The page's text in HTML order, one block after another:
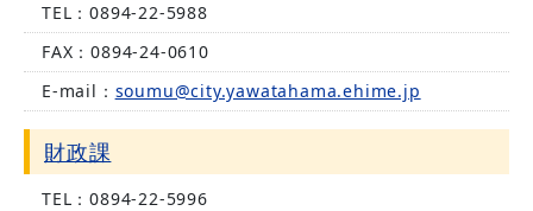
TEL：0894-22-5988
FAX：0894-24-0610
E-mail： soumu@city.yawatahama.ehime.jp
財政課
TEL：0894-22-5996